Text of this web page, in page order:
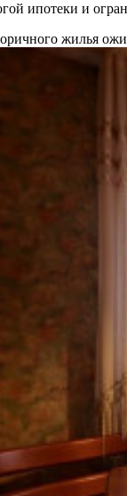
ипотеки и
жилья